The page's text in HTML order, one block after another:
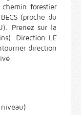
forestier
(proche du
Prenez sur la
Direction LE
direction